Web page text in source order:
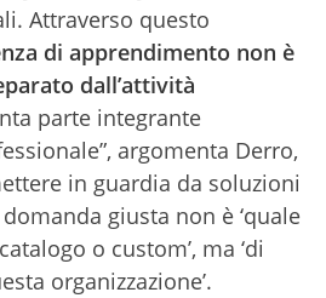
Attraverso questo
di apprendimento non è
dall’attività
parte integrante
argomenta Derro,
in guardia da soluzioni
giusta non è ‘quale
o custom’, ma ‘di
organizzazione’.